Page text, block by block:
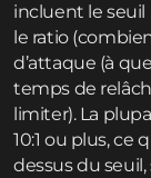
incluent le
le ratio
d’attaque (à
temps de
limiter). La
10:1 ou plus, ce
dessus du